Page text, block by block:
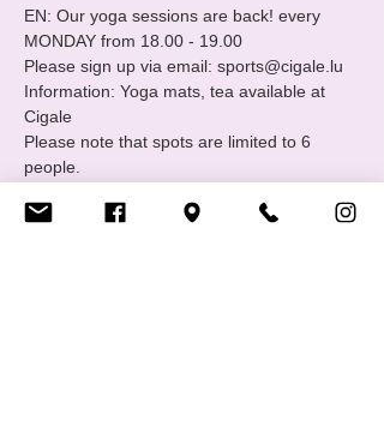
EN: Our yoga sessions are back! every
MONDAY from 18.00 - 19.00
Please sign up via email: sports@cigale.lu
Information: Yoga mats, tea available at
Cigale
Please note that spots are limited to 6
people.
Notre Dame, 2240 Luxembourg - 2nd floor.